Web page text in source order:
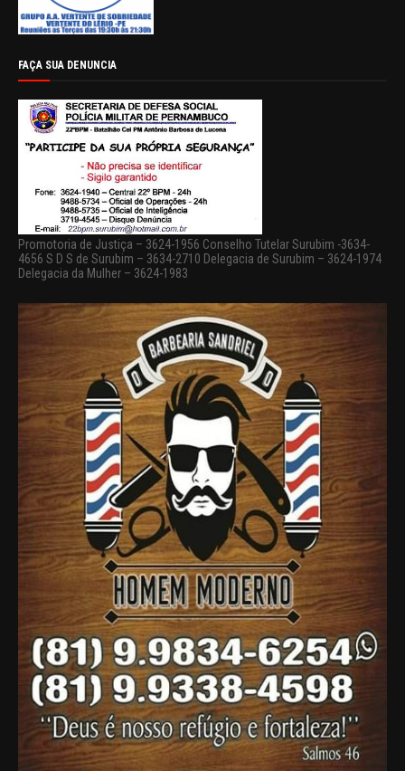
FAÇA SUA DENUNCIA
Promotoria de Justiça – 3624-1956 Conselho Tutelar Surubim -3634-
4656 S D S de Surubim – 3634-2710 Delegacia de Surubim – 3624-1974
Delegacia da Mulher – 3624-1983